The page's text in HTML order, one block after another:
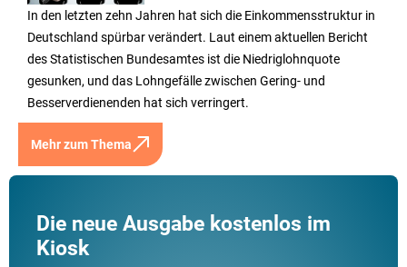
In den letzten zehn Jahren hat sich die Einkommensstruktur in
Deutschland spürbar verändert. Laut einem aktuellen Bericht
des Statistischen Bundesamtes ist die Niedriglohnquote
gesunken, und das Lohngefälle zwischen Gering- und
Besserverdienenden hat sich verringert.
Mehr zum Thema
Die neue Ausgabe kostenlos im
Kiosk